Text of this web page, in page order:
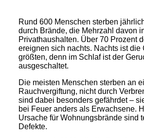
Rund 600 Menschen sterben
durch Brände, die Mehrzahl davon
Privathaushalten. Über 70 Prozent
ereignen sich nachts. Nachts ist die
größten, denn im Schlaf ist der
ausgeschaltet.
Die meisten Menschen sterben an
Rauchvergiftung, nicht durch
sind dabei besonders gefährdet –
bei Feuer anders als Erwachsene.
Ursache für Wohnungsbrände sind
Defekte.